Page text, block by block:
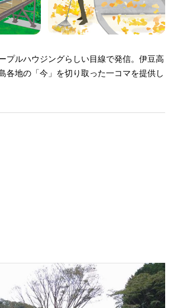
プルハウジングらしい目線で発信。 伊豆高
各地の「今」を切り取った一コマを提供し